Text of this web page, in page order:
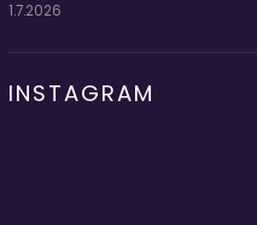
1.7.2026
INSTAGRAM